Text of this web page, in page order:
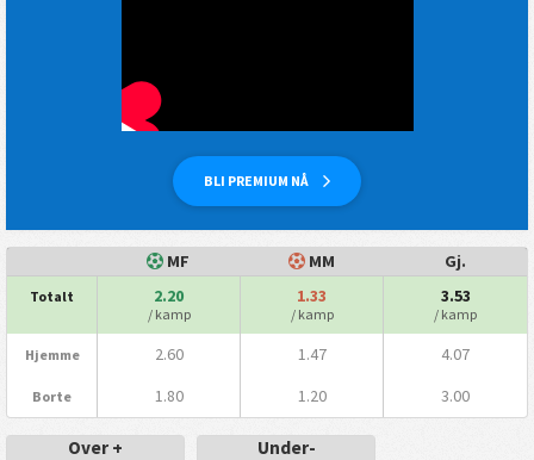
BLI PREMIUM NÅ
MF MM Gj.
Totalt 2.20
/ kamp
1.33
/ kamp
3.53
/ kamp
Hjemme 2.60 1.47 4.07
Borte 1.80 1.20 3.00
Over + Under-